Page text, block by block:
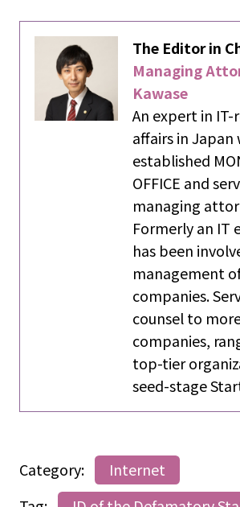
The Editor in
Managing
Kawase
An expert in
affairs in Japan
established
OFFICE and
managing
Formerly an IT
has been
management
companies.
counsel to
companies,
top-tier
seed-stage
Category:
Internet